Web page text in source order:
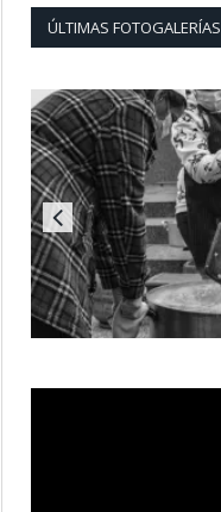
ÚLTIMAS FOTOGALERÍAS